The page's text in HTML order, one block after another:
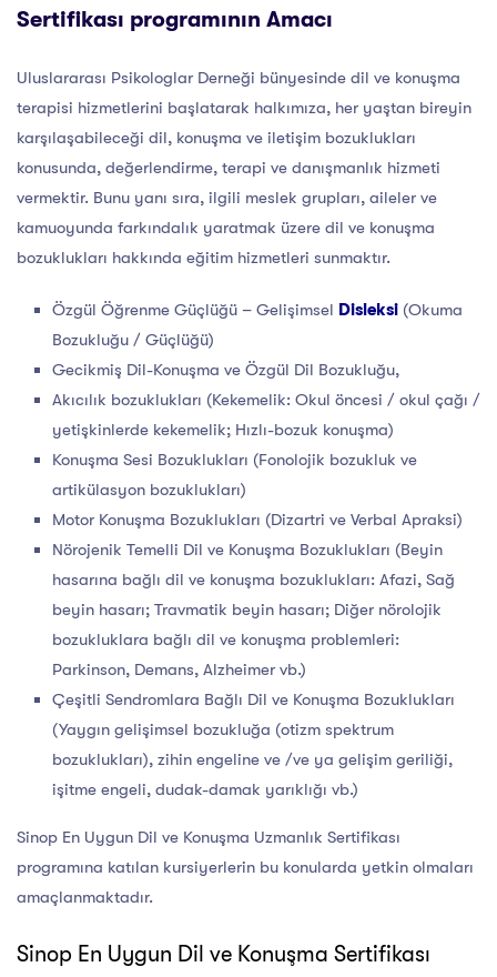
Sertifikası programının Amacı
Uluslararası Psikologlar Derneği bünyesinde dil ve konuşma
terapisi hizmetlerini başlatarak halkımıza, her yaştan bireyin
karşılaşabileceği dil, konuşma ve iletişim bozuklukları
konusunda, değerlendirme, terapi ve danışmanlık hizmeti
vermektir. Bunu yanı sıra, ilgili meslek grupları, aileler ve
kamuoyunda farkındalık yaratmak üzere dil ve konuşma
bozuklukları hakkında eğitim hizmetleri sunmaktır.
Özgül Öğrenme Güçlüğü – Gelişimsel Disleksi (Okuma
Bozukluğu / Güçlüğü)
Gecikmiş Dil-Konuşma ve Özgül Dil Bozukluğu,
Akıcılık bozuklukları (Kekemelik: Okul öncesi / okul çağı /
yetişkinlerde kekemelik; Hızlı-bozuk konuşma)
Konuşma Sesi Bozuklukları (Fonolojik bozukluk ve
artikülasyon bozuklukları)
Motor Konuşma Bozuklukları (Dizartri ve Verbal Apraksi)
Nörojenik Temelli Dil ve Konuşma Bozuklukları (Beyin
hasarına bağlı dil ve konuşma bozuklukları: Afazi, Sağ
beyin hasarı; Travmatik beyin hasarı; Diğer nörolojik
bozukluklara bağlı dil ve konuşma problemleri:
Parkinson, Demans, Alzheimer vb.)
Çeşitli Sendromlara Bağlı Dil ve Konuşma Bozuklukları
(Yaygın gelişimsel bozukluğa (otizm spektrum
bozuklukları), zihin engeline ve /ve ya gelişim geriliği,
işitme engeli, dudak-damak yarıklığı vb.)
Sinop En Uygun Dil ve Konuşma Uzmanlık Sertifikası
programına katılan kursiyerlerin bu konularda yetkin olmaları
amaçlanmaktadır.
Sinop En Uygun Dil ve Konuşma Sertifikası